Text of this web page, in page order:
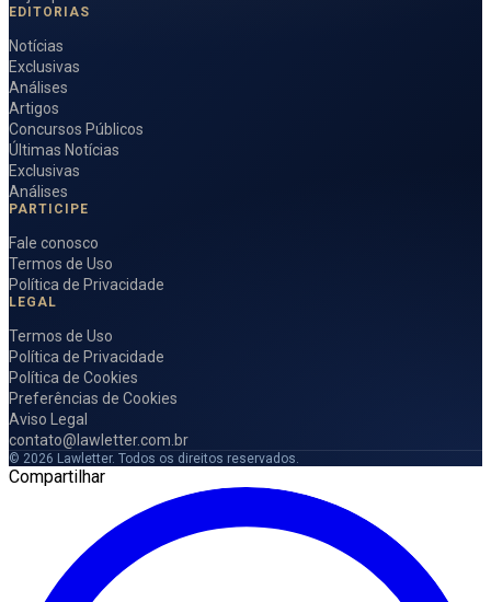
EDITORIAS
Notícias
Exclusivas
Análises
Artigos
Concursos Públicos
Últimas Notícias
Exclusivas
Análises
PARTICIPE
Fale conosco
Termos de Uso
Política de Privacidade
LEGAL
Termos de Uso
Política de Privacidade
Política de Cookies
Preferências de Cookies
Aviso Legal
contato@lawletter.com.br
© 2026 Lawletter. Todos os direitos reservados.
Compartilhar